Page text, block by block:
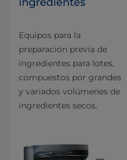
Equipos para la
preparación previa de
ingredientes para lotes,
compuestos por grandes
y variados volúmenes de
ingredientes secos.